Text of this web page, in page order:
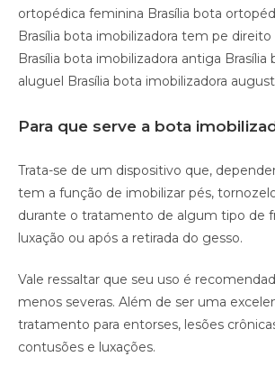
ortopédica feminina Brasília bota
Brasília bota imobilizadora tem pe
Brasília bota imobilizadora antiga
aluguel Brasília bota imobilizadora
Para que serve a bota
Trata-se de um dispositivo que,
tem a função de imobilizar pés,
durante o tratamento de algum tipo de
luxação ou após a retirada do gesso.
Vale ressaltar que seu uso é
menos severas. Além de ser uma
tratamento para entorses, lesões
contusões e luxações.